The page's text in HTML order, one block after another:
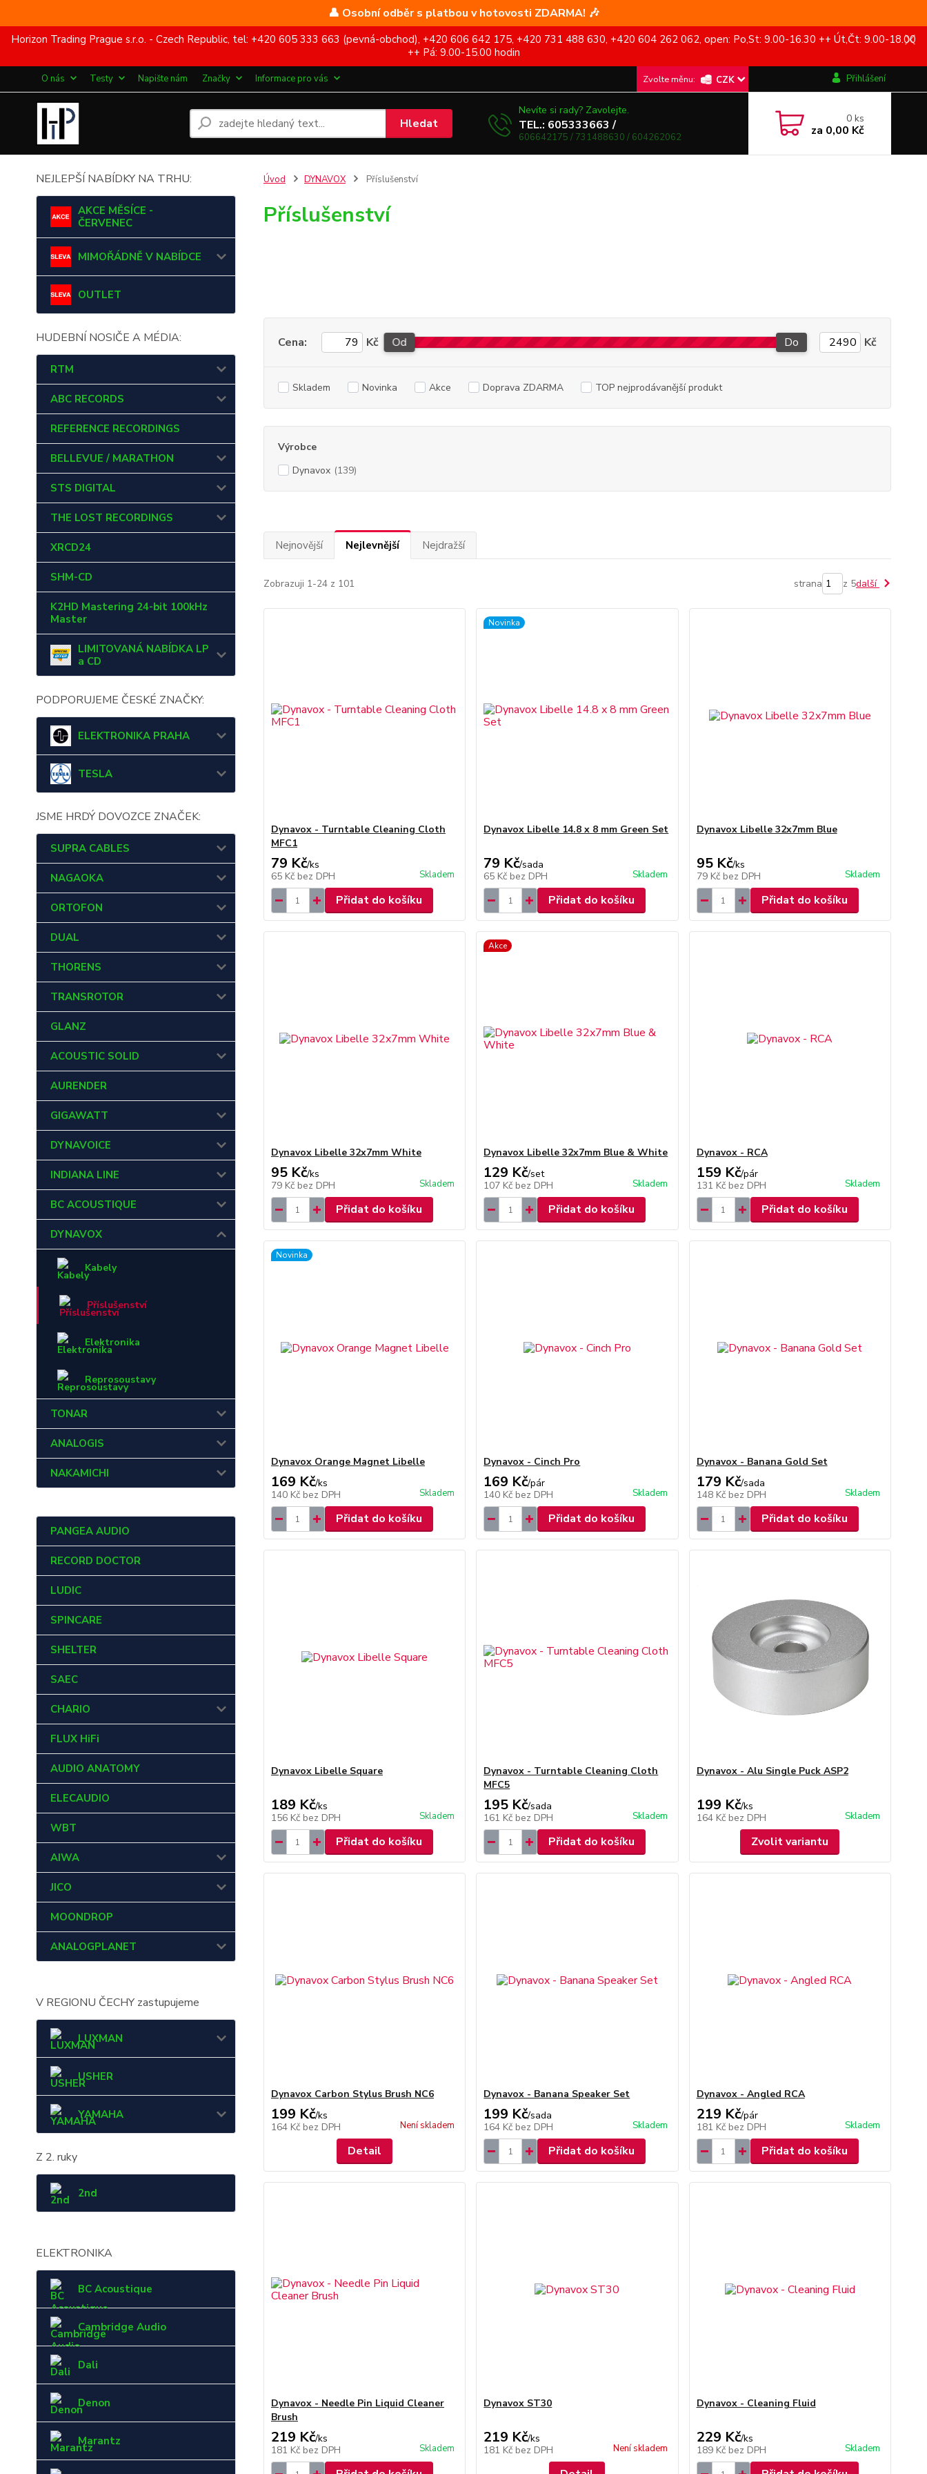
👤 Osobní odběr s platbou v hotovosti ZDARMA! 🎶
Horizon Trading Prague s.r.o. - Czech Republic, tel: +420 605 333 663 (pevná-obchod), +420 606 642 175, +420 731 488 630, +420 604 262 062, open: Po,St: 9.00-16.30 ++ Út,Čt: 9.00-18.00
++ Pá: 9.00-15.00 hodin
O nás Testy Napište nám Značky Informace pro vás CZK Přihlášení
Hledat
Nevíte si rady? Zavolejte.
TEL.: 605333663 /
606642175 / 731488630 / 604262062
0ks
za 0,00 Kč
NEJLEPŠÍ NABÍDKY NA TRHU:
AKCE MĚSÍCE -
ČERVENEC
MIMOŘÁDNĚ V NABÍDCE
OUTLET
HUDEBNÍ NOSIČE A MÉDIA:
RTM
ABC RECORDS
REFERENCE RECORDINGS
BELLEVUE / MARATHON
STS DIGITAL
THE LOST RECORDINGS
XRCD24
SHM-CD
K2HD Mastering 24-bit 100kHz
Master
LIMITOVANÁ NABÍDKA LP
a CD
PODPORUJEME ČESKÉ ZNAČKY:
ELEKTRONIKA PRAHA
TESLA
JSME HRDÝ DOVOZCE ZNAČEK:
SUPRA CABLES
NAGAOKA
ORTOFON
DUAL
THORENS
TRANSROTOR
GLANZ
ACOUSTIC SOLID
AURENDER
GIGAWATT
DYNAVOICE
INDIANA LINE
BC ACOUSTIQUE
DYNAVOX
Kabely
Příslušenství
Elektronika
Reprosoustavy
TONAR
ANALOGIS
NAKAMICHI
PANGEA AUDIO
RECORD DOCTOR
LUDIC
SPINCARE
SHELTER
SAEC
CHARIO
FLUX HiFi
AUDIO ANATOMY
ELECAUDIO
WBT
AIWA
JICO
MOONDROP
ANALOGPLANET
V REGIONU ČECHY zastupujeme
LUXMAN
USHER
YAMAHA
Z 2. ruky
2nd
ELEKTRONIKA
BC Acoustique
Cambridge Audio
Dali
Denon
Marantz
Úvod DYNAVOX Příslušenství
Příslušenství
Cena: Kč Od Do Kč
Skladem Novinka Akce Doprava ZDARMA TOP nejprodávanější produkt
Výrobce
Dynavox (139)
Nejnovější Nejlevnější Nejdražší
Zobrazuji 1-24 z 101 strana z 5další
Dynavox - Turntable Cleaning Cloth
MFC1
79 Kč/ks
65 Kč bez DPH Skladem
Přidat do košíku
Novinka
Dynavox Libelle 14.8 x 8 mm Green Set
79 Kč/sada
65 Kč bez DPH Skladem
Přidat do košíku
Dynavox Libelle 32x7mm Blue
95 Kč/ks
79 Kč bez DPH Skladem
Přidat do košíku
Dynavox Libelle 32x7mm White
95 Kč/ks
79 Kč bez DPH Skladem
Přidat do košíku
Akce
Dynavox Libelle 32x7mm Blue & White
129 Kč/set
107 Kč bez DPH Skladem
Přidat do košíku
Dynavox - RCA
159 Kč/pár
131 Kč bez DPH Skladem
Přidat do košíku
Novinka
Dynavox Orange Magnet Libelle
169 Kč/ks
140 Kč bez DPH Skladem
Přidat do košíku
Dynavox - Cinch Pro
169 Kč/pár
140 Kč bez DPH Skladem
Přidat do košíku
Dynavox - Banana Gold Set
179 Kč/sada
148 Kč bez DPH Skladem
Přidat do košíku
Dynavox Libelle Square
189 Kč/ks
156 Kč bez DPH Skladem
Přidat do košíku
Dynavox - Turntable Cleaning Cloth
MFC5
195 Kč/sada
161 Kč bez DPH Skladem
Přidat do košíku
Dynavox - Alu Single Puck ASP2
199 Kč/ks
164 Kč bez DPH Skladem
Zvolit variantu
Dynavox Carbon Stylus Brush NC6
199 Kč/ks
164 Kč bez DPH Není skladem
Detail
Dynavox - Banana Speaker Set
199 Kč/sada
164 Kč bez DPH Skladem
Přidat do košíku
Dynavox - Angled RCA
219 Kč/pár
181 Kč bez DPH Skladem
Přidat do košíku
Dynavox - Needle Pin Liquid Cleaner
Brush
219 Kč/ks
181 Kč bez DPH Skladem
Dynavox ST30
219 Kč/ks
181 Kč bez DPH Není skladem
Dynavox - Cleaning Fluid
229 Kč/ks
189 Kč bez DPH Skladem